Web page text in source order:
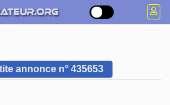
annonce n° 435653